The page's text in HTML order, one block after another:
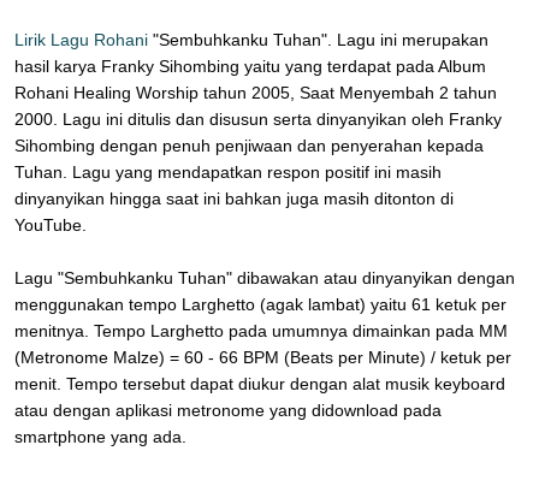
Lirik Lagu Rohani "Sembuhkanku Tuhan". Lagu ini merupakan
hasil karya Franky Sihombing yaitu yang terdapat pada Album
Rohani Healing Worship tahun 2005, Saat Menyembah 2 tahun
2000. Lagu ini ditulis dan disusun serta dinyanyikan oleh Franky
Sihombing dengan penuh penjiwaan dan penyerahan kepada
Tuhan. Lagu yang mendapatkan respon positif ini masih
dinyanyikan hingga saat ini bahkan juga masih ditonton di
YouTube.
Lagu "Sembuhkanku Tuhan" dibawakan atau dinyanyikan dengan
menggunakan tempo Larghetto (agak lambat) yaitu 61 ketuk per
menitnya. Tempo Larghetto pada umumnya dimainkan pada MM
(Metronome Malze) = 60 - 66 BPM (Beats per Minute) / ketuk per
menit. Tempo tersebut dapat diukur dengan alat musik keyboard
atau dengan aplikasi metronome yang didownload pada
smartphone yang ada.